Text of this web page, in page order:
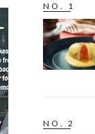
NO. 1
NO. 2